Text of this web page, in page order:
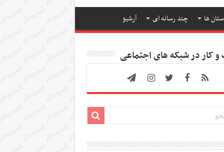
ها چند رسانه ای آرشیو
کار در شبکه های اجتماعی